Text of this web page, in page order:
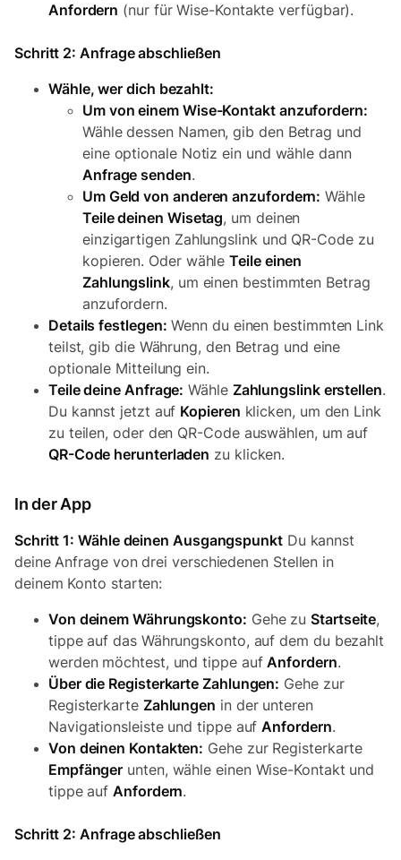
Anfordern (nur für Wise-Kontakte verfügbar).
Schritt 2: Anfrage abschließen
Wähle, wer dich bezahlt:
Um von einem Wise-Kontakt anzufordern:
Wähle dessen Namen, gib den Betrag und
eine optionale Notiz ein und wähle dann
Anfrage senden.
Um Geld von anderen anzufordern: Wähle
Teile deinen Wisetag, um deinen
einzigartigen Zahlungslink und QR-Code zu
kopieren. Oder wähleTeile einen
Zahlungslink, um einen bestimmten Betrag
anzufordern.
Details festlegen: Wenn du einen bestimmten Link
teilst, gib die Währung, den Betrag und eine
optionale Mitteilung ein.
Teile deine Anfrage: Wähle Zahlungslink erstellen.
Du kannst jetzt auf Kopieren klicken, um den Link
zu teilen, oder den QR-Code auswählen, um auf
QR-Code herunterladen zu klicken.
In der App
Schritt 1: Wähle deinen AusgangspunktDu kannst
deine Anfrage von drei verschiedenen Stellen in
deinem Konto starten:
Von deinem Währungskonto: Gehe zuStartseite,
tippe auf das Währungskonto, auf dem du bezahlt
werden möchtest, und tippe aufAnfordern.
Über die Registerkarte Zahlungen: Gehe zur
Registerkarte Zahlungen in der unteren
Navigationsleiste und tippe aufAnfordern.
Von deinen Kontakten: Gehe zur Registerkarte
Empfänger unten, wähle einen Wise-Kontakt und
tippe aufAnfordern.
Schritt 2: Anfrage abschließen